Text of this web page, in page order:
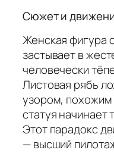
Сюжет и
Женская фигура
застывает в
человечески
Листовая рябь
узором, похожим
статуя начинает
Этот парадокс
— высший